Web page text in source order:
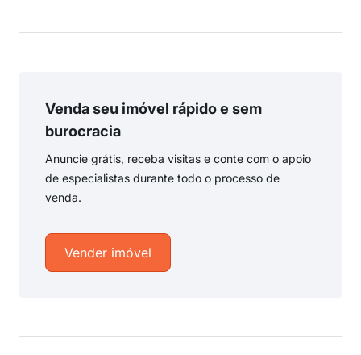
Venda seu imóvel rápido e sem
burocracia
Anuncie grátis, receba visitas e conte com o apoio
de especialistas durante todo o processo de
venda.
Vender imóvel